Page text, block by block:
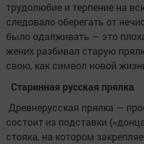
трудолюбие и терпение на
следовало оберегать от
было одалживать — это
жених разбивал старую
свою, как символ новой
Старинная русская прялка
Древнерусская прялка —
состоит из подставки
стояка, на котором